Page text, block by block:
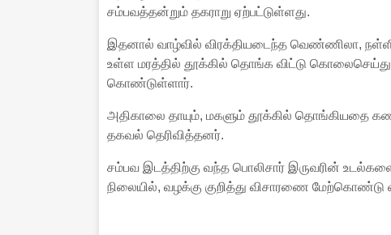
சம்பவத்தன்றும் தகராறு ஏற்பட்டுள்ளது.
இதனால் வாழ்வில் விரக்தியடைந்த வெண்ணிலா,
உள்ள மரத்தில் தூக்கில் தொங்க விட்டு கொலைசெய்து,
கொண்டுள்ளார்.
அதிகாலை தாயும், மகளும் தூக்கில் தொங்கியதை
தகவல் தெரிவித்தனர்.
சம்பவ இடத்திற்கு வந்த பொலிசார் இருவரின்
நிலையில், வழக்கு குறித்து விசாரணை மேற்கொண்டு